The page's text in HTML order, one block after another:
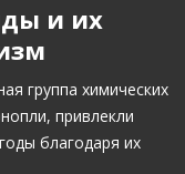
и их
группа химических
привлекли
благодаря их